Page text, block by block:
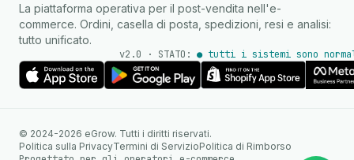
La piattaforma operativa per il post-vendita nell'e-
commerce. Ordini, casella di posta, spedizioni, resi e analisi:
tutto unificato.
v2.0 · STATO: ● tutti i sistemi sono
© 2024-2026 eGrow. Tutti i diritti riservati.
Politica sulla PrivacyTermini di ServizioPolitica di Rimborso
WhatsApp